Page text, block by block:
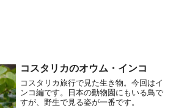
コスタリカのオウム・インコ
コスタリカ旅行で見た生き物。今回はイ
ンコ編です。日本の動物園にもいる鳥で
すが、野生で見る姿が一番です。